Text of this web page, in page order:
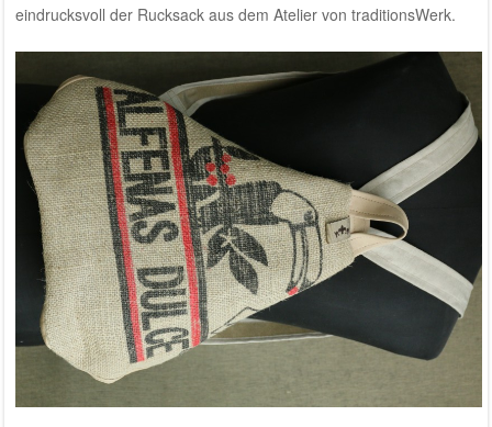
eindrucksvoll der Rucksack aus dem Atelier von traditionsWerk.